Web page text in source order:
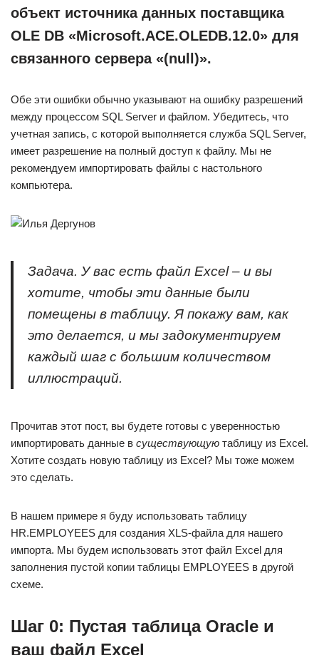
объект источника данных поставщика
OLE DB «Microsoft.ACE.OLEDB.12.0» для
связанного сервера «(null)».
Обе эти ошибки обычно указывают на ошибку разрешений
между процессом SQL Server и файлом. Убедитесь, что
учетная запись, с которой выполняется служба SQL Server,
имеет разрешение на полный доступ к файлу. Мы не
рекомендуем импортировать файлы с настольного
компьютера.
Задача. У вас есть файл Excel – и вы
хотите, чтобы эти данные были
помещены в таблицу. Я покажу вам, как
это делается, и мы задокументируем
каждый шаг с большим количеством
иллюстраций.
Прочитав этот пост, вы будете готовы с уверенностью
импортировать данные в существующую таблицу из Excel.
Хотите создать новую таблицу из Excel? Мы тоже можем
это сделать.
В нашем примере я буду использовать таблицу
HR.EMPLOYEES для создания XLS-файла для нашего
импорта. Мы будем использовать этот файл Excel для
заполнения пустой копии таблицы EMPLOYEES в другой
схеме.
Шаг 0: Пустая таблица Oracle и
ваш файл Excel